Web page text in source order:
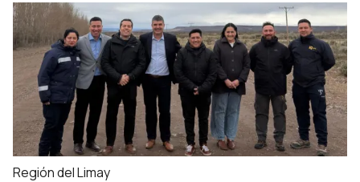
Región del Limay